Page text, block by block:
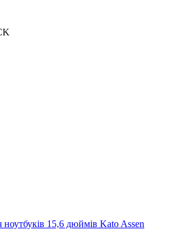
ноутбуків 15,6 дюймів Kato Assen